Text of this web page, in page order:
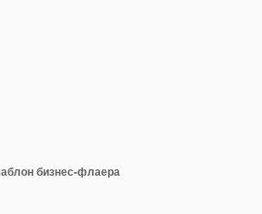
бизнес-флаера